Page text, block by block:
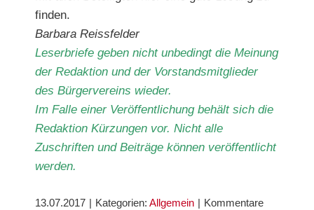
finden.
Barbara Reissfelder
Leserbriefe geben nicht unbedingt die Meinung
der Redaktion und der Vorstandsmitglieder
des Bürgervereins wieder.
Im Falle einer Veröffentlichung behält sich die
Redaktion Kürzungen vor. Nicht alle
Zuschriften und Beiträge können veröffentlicht
werden.
13.07.2017 | Kategorien: Allgemein | Kommentare